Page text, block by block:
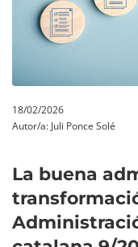
18/02/2026
Autor/a: Juli Ponce Solé
La buena